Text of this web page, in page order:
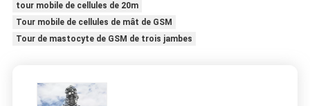
tour mobile de cellules de 20m
Tour mobile de cellules de mât de GSM
Tour de mastocyte de GSM de trois jambes